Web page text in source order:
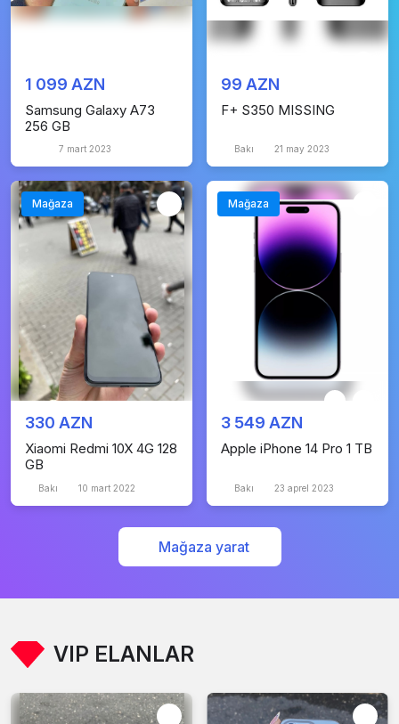
1 099 AZN
Samsung Galaxy A73
256 GB
7 mart 2023
99 AZN
F+ S350 MISSING
Bakı 21 may 2023
Mağaza
330 AZN
Xiaomi Redmi 10X 4G 128
GB
Bakı 10 mart 2022
Mağaza
3 549 AZN
Apple iPhone 14 Pro 1 TB
Bakı 23 aprel 2023
Mağaza yarat
VIP ELANLAR